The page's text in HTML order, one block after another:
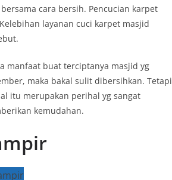
cara bersih. Pencucian karpet
layanan cuci karpet masjid
manfaat buat terciptanya masjid yg
maka bakal sulit dibersihkan. Tetapi
itu merupakan perihal yg sangat
kemudahan.